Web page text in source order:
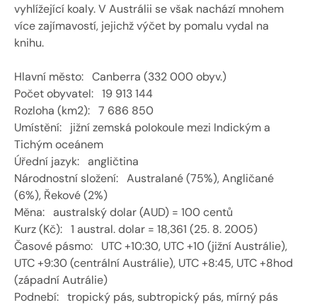
vyhlížející koaly. V Austrálii se však nachází mnohem
více zajímavostí, jejichž výčet by pomalu vydal na
knihu.
Hlavní město:   Canberra (332 000 obyv.)
Počet obyvatel:   19 913 144
Rozloha (km2):   7 686 850
Umístění:   jižní zemská polokoule mezi Indickým a
Tichým oceánem
Úřední jazyk:   angličtina
Národnostní složení:   Australané (75%), Angličané
(6%), Řekové (2%)
Měna:   australský dolar (AUD) = 100 centů
Kurz (Kč):   1 austral. dolar = 18,361 (25. 8. 2005)
Časové pásmo:   UTC +10:30, UTC +10 (jižní Austrálie),
UTC +9:30 (centrální Austrálie), UTC +8:45, UTC +8hod
(západní Autrálie)
Podnebí:   tropický pás, subtropický pás, mírný pás